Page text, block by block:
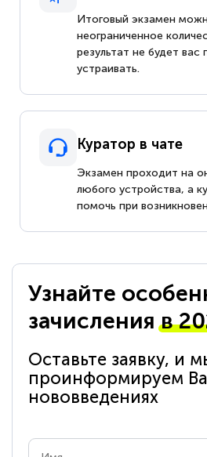
Итоговый экзамен
неограниченное
результат не будет вас
устраивать.
Куратор в чате
Экзамен проходит на
любого устройства, а
помочь при
Узнайте
зачисленияв
Оставьте заявку, и
проинформируем
нововведениях